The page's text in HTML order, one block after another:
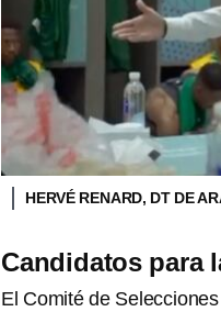
HERVÉ RENARD, DT DE
Candidatos para
El Comité de